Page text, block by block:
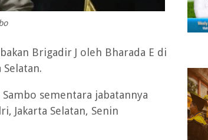
Brigadir J oleh Bharada E di
sementara jabatannya
Jakarta Selatan, Senin